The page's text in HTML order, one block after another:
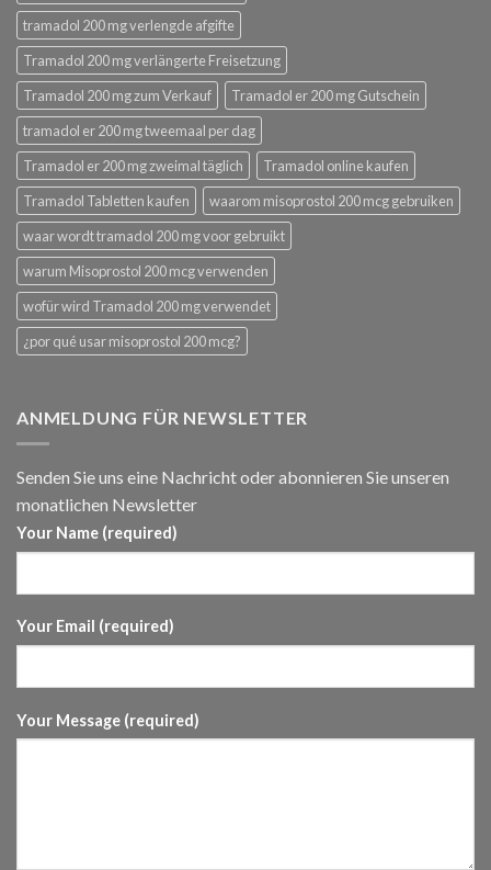
tramadol 200 mg verlengde afgifte
Tramadol 200 mg verlängerte Freisetzung
Tramadol 200 mg zum Verkauf
Tramadol er 200 mg Gutschein
tramadol er 200 mg tweemaal per dag
Tramadol er 200 mg zweimal täglich
Tramadol online kaufen
Tramadol Tabletten kaufen
waarom misoprostol 200 mcg gebruiken
waar wordt tramadol 200 mg voor gebruikt
warum Misoprostol 200 mcg verwenden
wofür wird Tramadol 200 mg verwendet
¿por qué usar misoprostol 200 mcg?
ANMELDUNG FÜR NEWSLETTER
Senden Sie uns eine Nachricht oder abonnieren Sie unseren
monatlichen Newsletter
Your Name (required)
Your Email (required)
Your Message (required)